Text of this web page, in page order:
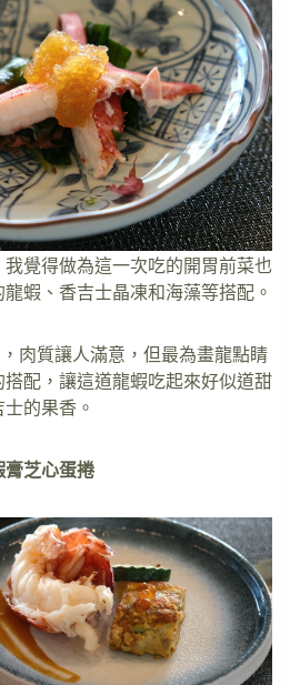
覺得做為這一次吃的開胃前菜也
蝦、香吉士晶凍和海藻等搭配。
肉質讓人滿意，但最為畫龍點睛
配，讓這道龍蝦吃起來好似道甜
的果香。
膏芝心蛋捲